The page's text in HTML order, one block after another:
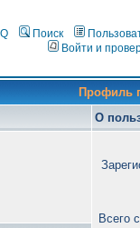
Поиск
Войти и
Профиль
О
Всего